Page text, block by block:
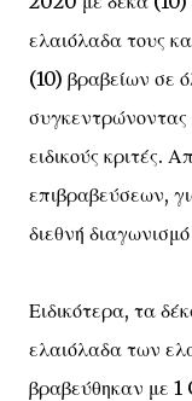
ελαιόλαδα τους
(10) βραβείων σε
συγκεντρώνοντας
ειδικούς κριτές.
επιβραβεύσεων,
διεθνή
Ειδικότερα, τα
ελαιόλαδα των
βραβεύθηκαν με